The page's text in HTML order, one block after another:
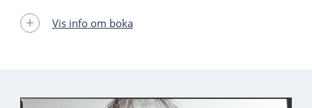
Vis info om boka